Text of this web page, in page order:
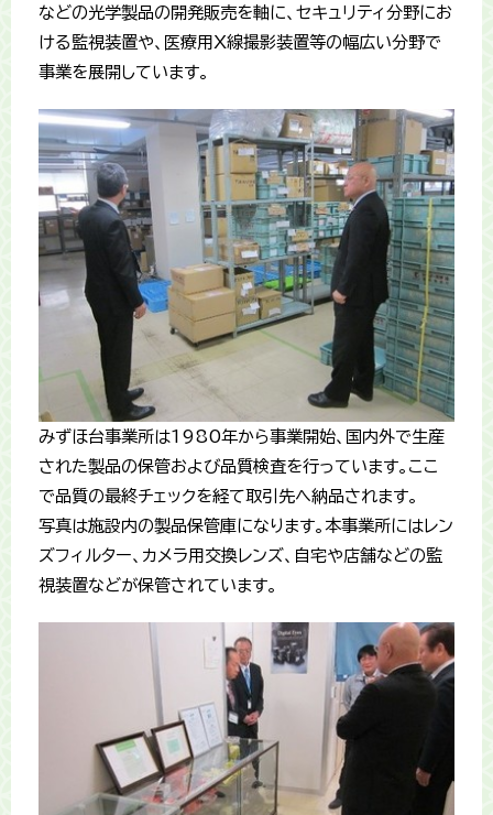
などの光学製品の開発販売を軸に、セキュリティ分野にお
ける監視装置や、医療用X線撮影装置等の幅広い分野で
事業を展開しています。
みずほ台事業所は1980年から事業開始、国内外で生産
された製品の保管および品質検査を行っています。ここ
で品質の最終チェックを経て取引先へ納品されます。
写真は施設内の製品保管庫になります。本事業所にはレン
ズフィルター、カメラ用交換レンズ、自宅や店舗などの監
視装置などが保管されています。